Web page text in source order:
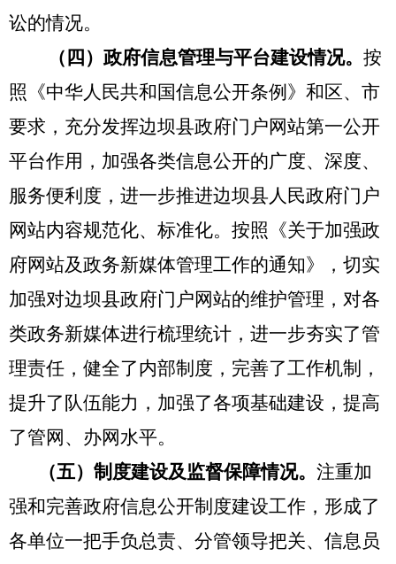
讼的情况。
（四）政府信息管理与平台建设情况。 按
照《中华人民共和国信息公开条例 》和区、市
要求，充分发挥边坝县政府门户网站第一公开
平台作用，加强各类信息公开的广度、深度、
服务便利度，进一步推进边坝县人民政府门户
网站内容规范化、标准化。按照《关于加强政
府网站及政务新媒体管理工作的通知》，切实
加强对边坝县政府门户网站的维护管理，对各
类政务新媒体进行梳理统计，进一步夯实了管
理责任，健全了内部制度，完善了工作机制，
提升了队伍能力，加强了各项基础建设，提高
了管网、办网水平。
（五）制度建设及监督保障情况。 注重加
强和完善政府信息公开制度建设工作，形成了
各单位一把手负总责、分管领导把关、信息员